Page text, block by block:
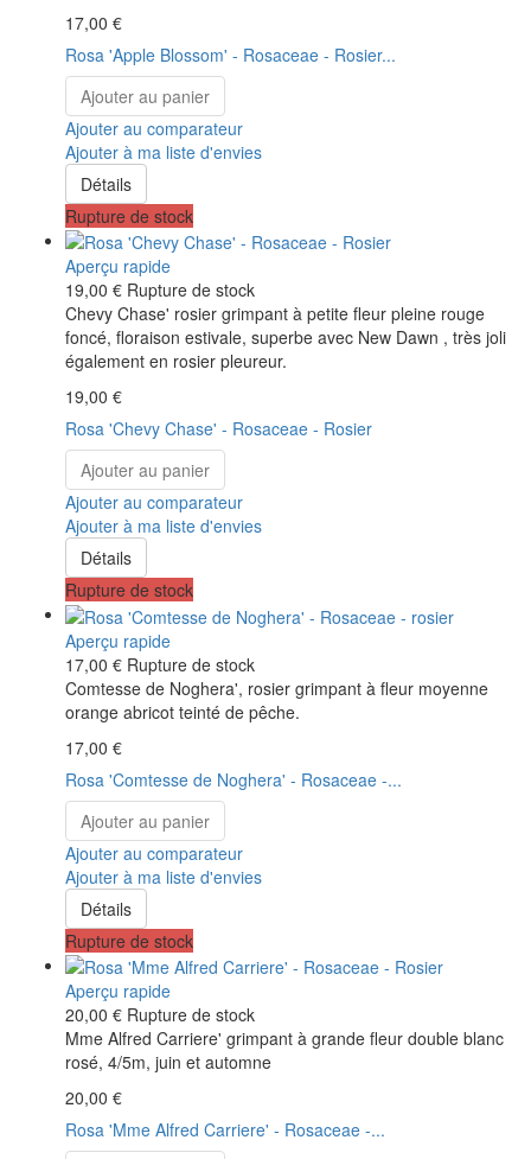
17,00 €
Rosa 'Apple Blossom' - Rosaceae - Rosier...
Ajouter au panier
Ajouter au comparateur
Ajouter à ma liste d'envies
Détails
Rupture de stock
Aperçu rapide
19,00 € Rupture de stock
Chevy Chase' rosier grimpant à petite fleur pleine rouge
foncé, floraison estivale, superbe avec New Dawn , très joli
également en rosier pleureur.
19,00 €
Rosa 'Chevy Chase' - Rosaceae - Rosier
Ajouter au panier
Ajouter au comparateur
Ajouter à ma liste d'envies
Détails
Rupture de stock
Aperçu rapide
17,00 € Rupture de stock
Comtesse de Noghera', rosier grimpant à fleur moyenne
orange abricot teinté de pêche.
17,00 €
Rosa 'Comtesse de Noghera' - Rosaceae -...
Ajouter au panier
Ajouter au comparateur
Ajouter à ma liste d'envies
Détails
Rupture de stock
Aperçu rapide
20,00 € Rupture de stock
Mme Alfred Carriere' grimpant à grande fleur double blanc
rosé, 4/5m, juin et automne
20,00 €
Rosa 'Mme Alfred Carriere' - Rosaceae -...